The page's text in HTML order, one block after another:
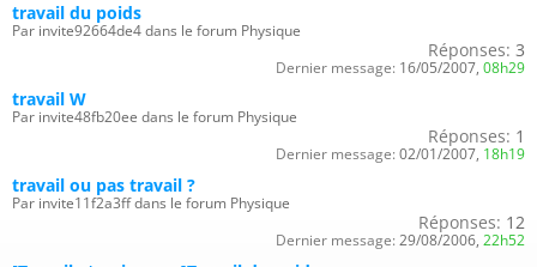
travail du poids
Par invite92664de4 dans le forum Physique
Réponses: 3
Dernier message: 16/05/2007, 08h29
travail W
Par invite48fb20ee dans le forum Physique
Réponses: 1
Dernier message: 02/01/2007, 18h19
travail ou pas travail ?
Par invite11f2a3ff dans le forum Physique
Réponses: 12
Dernier message: 29/08/2006, 22h52